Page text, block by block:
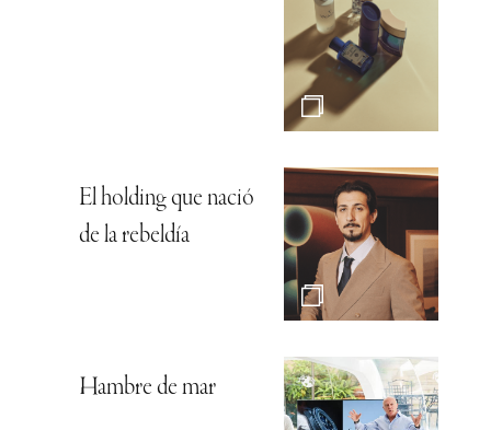
El holding que nació
de la rebeldía
Hambre de mar